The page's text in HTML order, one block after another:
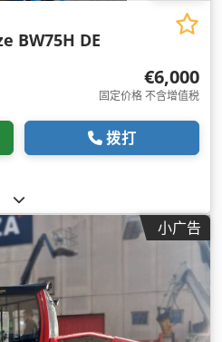
BW75H DE
€6,000
固定价格 不含增值税
拨打
小广告